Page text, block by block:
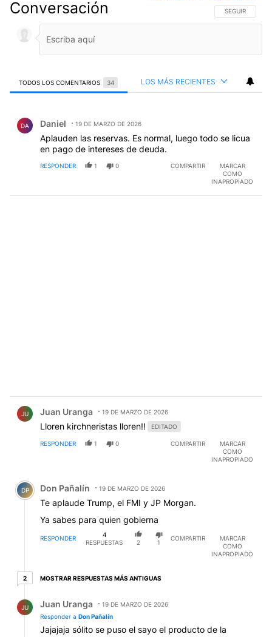
Conversación SIGA ESTA
SEGUIR
TODOS LOS COMENTARIOS 34 LOS MÁS RECIENTES
DA Daniel 19 DE MARZO DE 2026
Aplauden las reservas. Es normal, luego todo se licua
en pago de intereses de deuda.
RESPONDER 1 0 COMPARTIR
MARCAR
COMO
INAPROPIADO
JU Juan Uranga 19 DE MARZO DE 2026
Lloren kirchneristas lloren!! EDITADO
RESPONDER 1 0 COMPARTIR
MARCAR
COMO
INAPROPIADO
Comentario de Don Pañalín.
DP Don Pañalín 19 DE MARZO DE 2026
Te aplaude Trump, el FMI y JP Morgan.
Ya sabes para quien gobierna
RESPONDER
4
RESPUESTAS
2 1
COMPARTIR
MARCAR
COMO
INAPROPIADO
22 respuestas más antiguas
MOSTRAR RESPUESTAS MÁS ANTIGUAS
JU Juan Uranga
19 DE MARZO DE 2026
Responder a Don Pañalín
Jajajaja sólito se puso el sayo el producto de la